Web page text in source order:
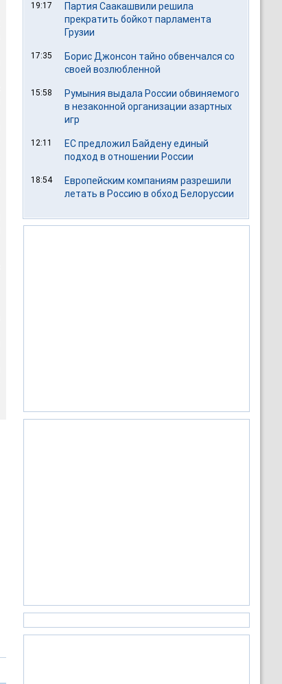
19:17
Партия Саакашвили решила
прекратить бойкот парламента
Грузии
17:35
Борис Джонсон тайно обвенчался со
своей возлюбленной
15:58
Румыния выдала России обвиняемого
в незаконной организации азартных
игр
12:11
ЕС предложил Байдену единый
подход в отношении России
18:54
Европейским компаниям разрешили
летать в Россию в обход Белоруссии